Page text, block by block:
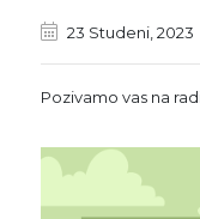
23 Studeni, 2023
Pozivamo vas na